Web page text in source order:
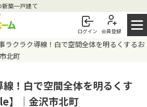
築⼀⼾建て
ログイン 会員登録
ラクラク導線！白で空間全体を明るくするお
北町
！白で空間全体を明るくす
】｜金沢市北町